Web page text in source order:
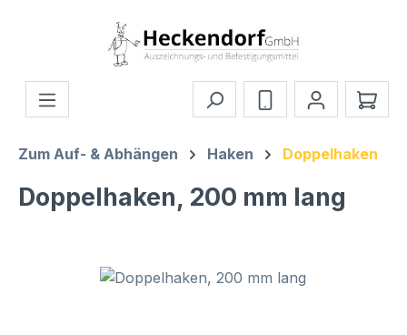
Zum Hauptinhalt springen
Zum Auf- & Abhängen Haken Doppelhaken
Doppelhaken, 200 mm lang
Bildergalerie überspringen